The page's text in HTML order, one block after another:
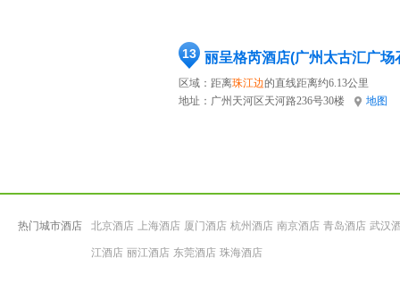
13 丽呈格芮酒店(广州太古汇广场
区域：距离珠江边的直线距离约6.13公里
地址： 广州天河区天河路236号30楼 地图
热门城市酒店 北京酒店 上海酒店 厦门酒店 杭州酒店 南京酒店 青岛酒店 武汉
江酒店 丽江酒店 东莞酒店 珠海酒店